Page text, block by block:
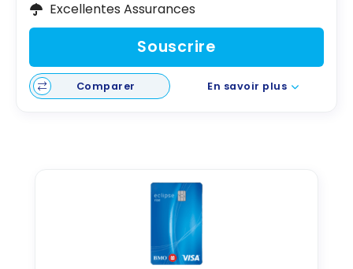
Excellentes Assurances
Souscrire
Comparer En savoir plus